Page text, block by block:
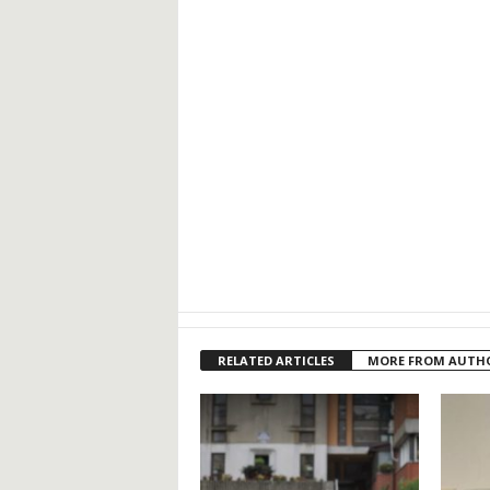
RELATED ARTICLES MORE FROM